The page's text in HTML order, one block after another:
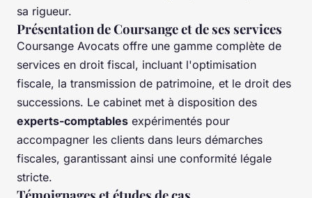
sa rigueur.
Présentation de Coursange et de ses services
Coursange Avocats offre une gamme complète de
services en droit fiscal, incluant l'optimisation
fiscale, la transmission de patrimoine, et le droit des
successions. Le cabinet met à disposition des
experts-comptables expérimentés pour
accompagner les clients dans leurs démarches
fiscales, garantissant ainsi une conformité légale
stricte.